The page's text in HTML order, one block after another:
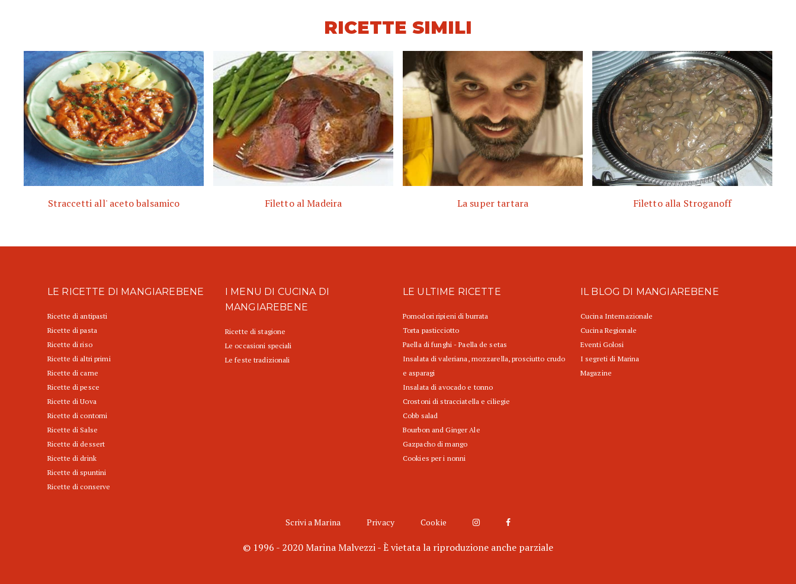
RICETTE SIMILI
Straccetti all' aceto balsamico Filetto al Madeira La super tartara Filetto alla Stroganoff
LE RICETTE DI MANGIAREBENE
Ricette di antipasti
Ricette di pasta
Ricette di riso
Ricette di altri primi
Ricette di carne
Ricette di pesce
Ricette di Uova
Ricette di contorni
Ricette di Salse
Ricette di dessert
Ricette di drink
Ricette di spuntini
Ricette di conserve
I MENU DI CUCINA DI
MANGIAREBENE
Ricette di stagione
Le occasioni speciali
Le feste tradizionali
LE ULTIME RICETTE
Pomodori ripieni di burrata
Torta pasticciotto
Paella di funghi - Paella de setas
Insalata di valeriana, mozzarella, prosciutto crudo
e asparagi
Insalata di avocado e tonno
Crostoni di stracciatella e ciliegie
Cobb salad
Bourbon and Ginger Ale
Gazpacho di mango
Cookies per i nonni
IL BLOG DI MANGIAREBENE
Cucina Internazionale
Cucina Regionale
Eventi Golosi
I segreti di Marina
Magazine
Scrivi a Marina Privacy Cookie
© 1996 - 2020 Marina Malvezzi - È vietata la riproduzione anche parziale